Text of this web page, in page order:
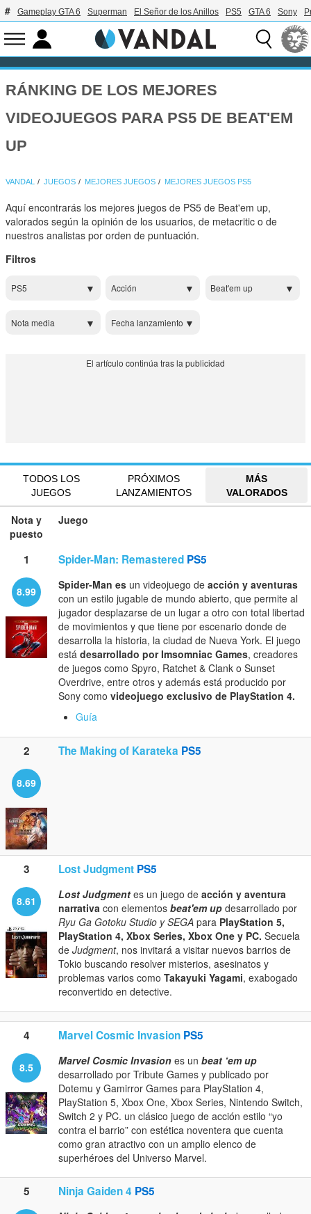
Gameplay GTA 6 Superman El Señor de los Anillos PS5 GTA 6 Sony
RÁNKING DE LOS MEJORES
VIDEOJUEGOS PARA PS5 DE BEAT'EM
UP
VANDAL JUEGOS MEJORES JUEGOS MEJORES JUEGOS PS5
Aquí encontrarás los mejores juegos de PS5 de Beat'em up,
valorados según la opinión de los usuarios, de metacritic o de
nuestros analistas por orden de puntuación.
Filtros
PS5 Acción Beat'em up
Nota media Fecha lanzamiento
TODOS LOS
JUEGOS
PRÓXIMOS
LANZAMIENTOS
MÁS
VALORADOS
Nota y
puesto
Juego
1 Spider-Man: Remastered PS5
8.99 Spider-Man es un videojuego de acción y aventuras
con un estilo jugable de mundo abierto, que permite al
jugador desplazarse de un lugar a otro con total libertad
de movimientos y que tiene por escenario donde de
desarrolla la historia, la ciudad de Nueva York. El juego
está desarrollado por Imsomniac Games, creadores
de juegos como Spyro, Ratchet & Clank o Sunset
Overdrive, entre otros y además está producido por
Sony como videojuego exclusivo de PlayStation 4.
Guía
2 The Making of Karateka PS5
8.69
3 Lost Judgment PS5
8.61 Lost Judgment es un juego de acción y aventura
narrativa con elementos beat'em up desarrollado por
Ryu Ga Gotoku Studio y SEGA para PlayStation 5,
PlayStation 4, Xbox Series, Xbox One y PC. Secuela
de Judgment, nos invitará a visitar nuevos barrios de
Tokio buscando resolver misterios, asesinatos y
problemas varios como Takayuki Yagami, exabogado
reconvertido en detective.
4 Marvel Cosmic Invasion PS5
8.5 Marvel Cosmic Invasion es un beat ‘em up
desarrollado por Tribute Games y publicado por
Dotemu y Gamirror Games para PlayStation 4,
PlayStation 5, Xbox One, Xbox Series, Nintendo Switch,
Switch 2 y PC. un clásico juego de acción estilo “yo
contra el barrio” con estética noventera que cuenta
como gran atractivo con un amplio elenco de
superhéroes del Universo Marvel.
5 Ninja Gaiden 4 PS5